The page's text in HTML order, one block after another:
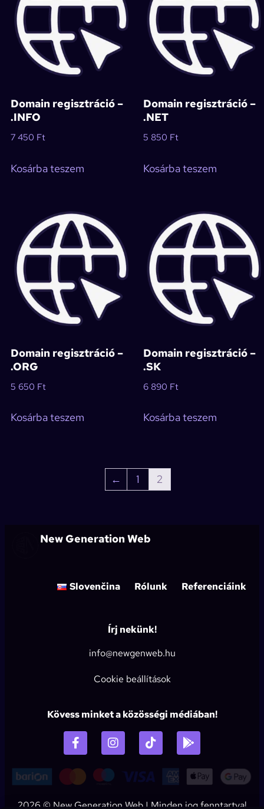
Domain regisztráció –
.INFO
7 450 Ft
Kosárba teszem
Domain regisztráció –
.NET
5 850 Ft
Kosárba teszem
Domain regisztráció –
.ORG
5 650 Ft
Kosárba teszem
Domain regisztráció –
.SK
6 890 Ft
Kosárba teszem
← 1 2
New Generation Web
Slovenčina Rólunk Referenciáink
Írj nekünk!
info@newgenweb.hu
Cookie beállítások
Kövess minket a közösségi médiában!
2026 © New Generation Web| Minden jog fenntartva!